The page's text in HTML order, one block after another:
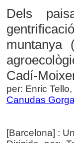
Dels
muntanya
Cadí-
per: Enric
Canudas
[Barcelona] :